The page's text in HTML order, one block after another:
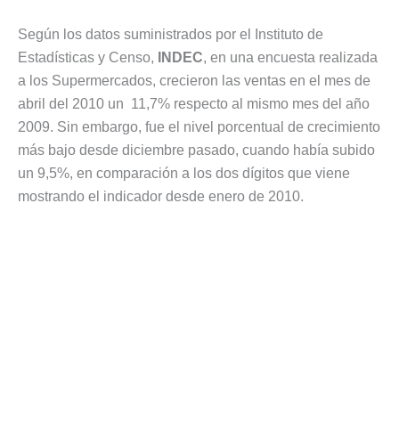
Según los datos suministrados por el Instituto de
Estadísticas y Censo,
INDEC, en una encuesta realizada
a los Supermercados, crecieron las ventas en el mes de
abril del 2010 un 11,7% respecto al mismo mes del año
2009. Sin embargo, fue el nivel porcentual de crecimiento
más bajo desde diciembre pasado, cuando había subido
un 9,5%, en comparación a los dos dígitos que viene
mostrando el indicador desde enero de 2010.